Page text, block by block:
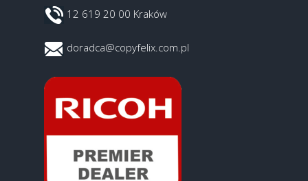
12 619 20 00 Kraków
doradca@copyfelix.com.pl